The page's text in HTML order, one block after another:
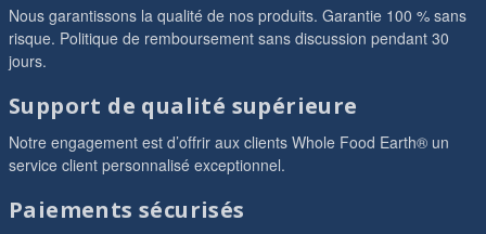
Nous garantissons la qualité de nos produits. Garantie 100 % sans
risque. Politique de remboursement sans discussion pendant 30
jours.
Support de qualité supérieure
Notre engagement est d’offrir aux clients Whole Food Earth® un
service client personnalisé exceptionnel.
Paiements sécurisés